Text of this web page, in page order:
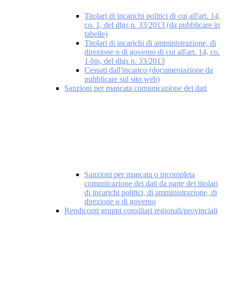
Titolari di incarichi politici di cui all'art. 14,
co. 1, del dlgs n. 33/2013 (da pubblicare in
tabelle)
Titolari di incarichi di amministrazione, di
direzione o di governo di cui all'art. 14, co.
1-bis, del dlgs n. 33/2013
Cessati dall'incarico (documentazione da
pubblicare sul sito web)
Sanzioni per mancata comunicazione dei dati
Sanzioni per mancata o incompleta
comunicazione dei dati da parte dei titolari
di incarichi politici, di amministrazione, di
direzione o di governo
Rendiconti gruppi consiliari regionali/provinciali